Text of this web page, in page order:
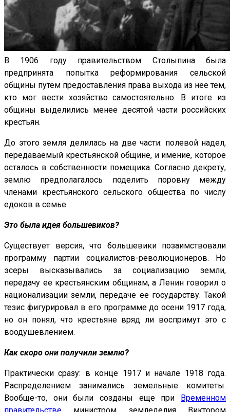
В 1906 году правительством Столыпина была
предпринята попытка реформирования сельской
общины путем предоставления права выхода из нее тем,
кто мог вести хозяйство самостоятельно. В итоге из
общины выделились менее десятой части российских
крестьян.
До этого земля делилась на две части: полевой надел,
передаваемый крестьянской общине, и имение, которое
осталось в собственности помещика. Согласно декрету,
землю предполагалось поделить поровну между
членами крестьянского сельского общества по числу
едоков в семье.
Это была идея большевиков?
Существует версия, что большевики позаимствовали
программу партии социалистов-революционеров. Но
эсеры высказывались за социализацию земли,
передачу ее крестьянским общинам, а Ленин говорил о
национализации земли, передаче ее государству. Такой
тезис фигурировал в его программе до осени 1917 года,
но он понял, что крестьяне вряд ли воспримут это с
воодушевлением.
Как скоро они получили землю?
Практически сразу: в конце 1917 и начале 1918 года.
Распределением занимались земельные комитеты.
Вообще-то, они были созданы еще при
Временном